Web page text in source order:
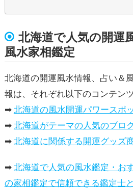
北海道で人気の開運
風水家相鑑定
北海道の開運風水情報、占い＆
報は、それぞれ以下のコンテン
➡北海道の風水開運パワースポ
➡北海道がテーマの人気のブロ
➡北海道に関係する開運グッズ
➡北海道で人気の風水鑑定・お
の家相鑑定で信頼できる鑑定士